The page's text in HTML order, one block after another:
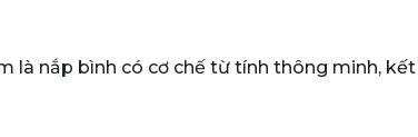
là nắp bình có cơ chế từ tính thông minh,